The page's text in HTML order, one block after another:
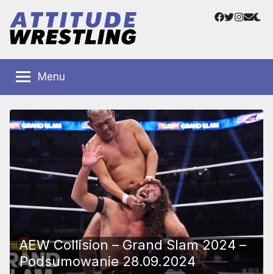
treści
Wrestling
Polska
Wrestlingu
Facebook
Twitter
Menu
AEW Collision – Grand Slam 2024 –
Podsumowanie 28.09.2024